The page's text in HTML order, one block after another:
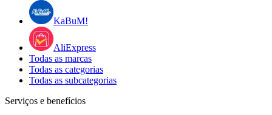
KaBuM!
AliExpress
Todas as marcas
Todas as categorias
Todas as subcategorias
Serviços e benefícios